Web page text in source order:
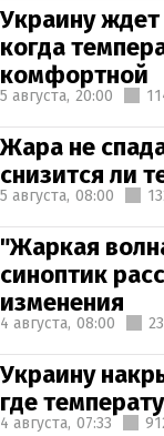
Украину
когда
комфортной
5 августа, 20:00
Жара не
снизится ли
5 августа, 08:00
"Жаркая
синоптик
изменения
4 августа, 08:00
Украину
где
4 августа, 07:33